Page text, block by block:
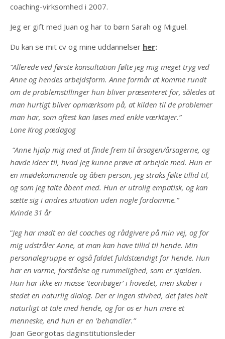
coaching-virksomhed i 2007.
Jeg er gift med Juan og har to børn Sarah og Miguel.
Du kan se mit cv og mine uddannelser her:
”Allerede ved første konsultation følte jeg mig meget tryg ved
Anne og hendes arbejdsform. Anne formår at komme rundt
om de problemstillinger hun bliver præsenteret for, således at
man hurtigt bliver opmærksom på, at kilden til de problemer
man har, som oftest kan løses med enkle værktøjer.”
Lone Krog pædagog
”Anne hjalp mig med at finde frem til årsagen/årsagerne, og
havde ideer til, hvad jeg kunne prøve at arbejde med. Hun er
en imødekommende og åben person, jeg straks følte tillid til,
og som jeg talte åbent med. Hun er utrolig empatisk, og kan
sætte sig i andres situation uden nogle fordomme.”
Kvinde 31 år
”Jeg har mødt en del coaches og rådgivere på min vej, og for
mig udstråler Anne, at man kan have tillid til hende. Min
personalegruppe er også faldet fuldstændigt for hende. Hun
har en varme, forståelse og rummelighed, som er sjælden.
Hun har ikke en masse ’teoribøger’ i hovedet, men skaber i
stedet en naturlig dialog. Der er ingen stivhed, det føles helt
naturligt at tale med hende, og for os er hun mere et
menneske, end hun er en ’behandler.”
Joan Georgotas daginstitutionsleder